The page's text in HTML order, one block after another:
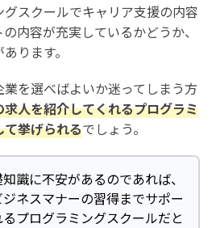
スクールでキャリア支援の内容
内容が充実しているかどうか、
ります。
を選べばよいか迷ってしまう方
人を紹介してくれるプログラミ
挙げられるでしょう。
識に不安があるのであれば、
ネスマナーの習得までサポー
るプログラミングスクールだと